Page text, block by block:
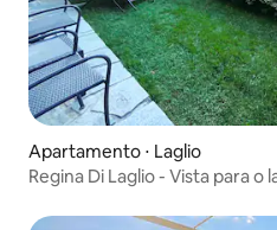
Apartamento ⋅ Laglio
Regina Di Laglio - Vista para